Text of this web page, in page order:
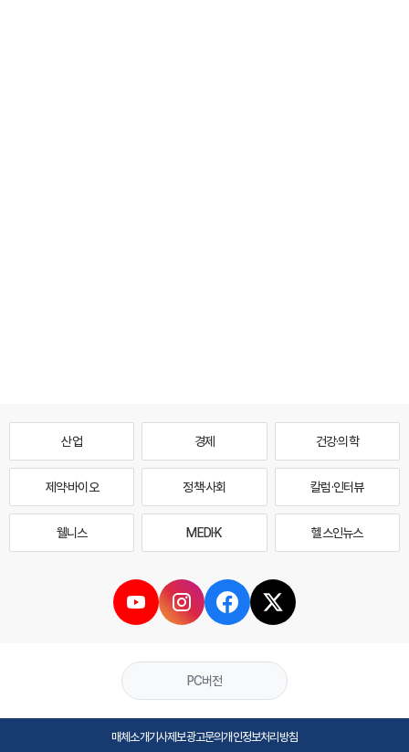
산업 경제 건강·의학
제약·바이오 정책·사회 칼럼·인터뷰
웰니스 MEDI·K 헬스인뉴스
PC버전
매체소개기사제보광고문의개인정보처리방침